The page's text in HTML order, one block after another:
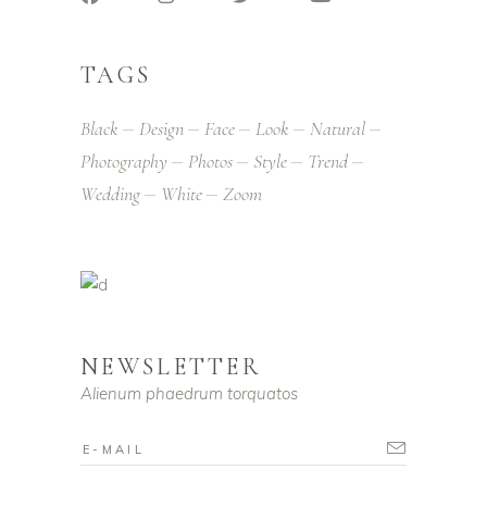
TAGS
Black Design Face Look
Natural
Photography
Photos Style
Trend
Wedding
White Zoom
NEWSLETTER
Alienum phaedrum torquatos